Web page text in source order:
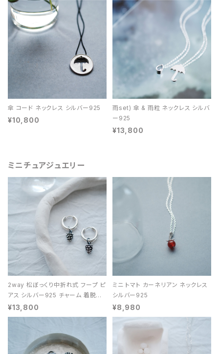
傘 コード ネックレス シルバー925
¥10,800
雨set) 傘 & 雨粒 ネックレス シルバ
ー925
¥13,800
ミニチュアジュエリー
2way 松ぼっくり中折れ式 フープ ピ
アス シルバー925 チャーム 着脱可
能 レディース ユニセックス
¥13,800
ミニ トマト カーネリアン ネックレス
シルバー925
¥8,980